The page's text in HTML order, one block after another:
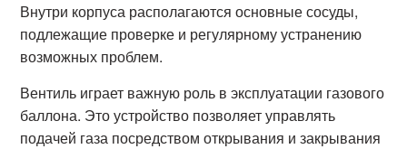
Внутри корпуса располагаются основные сосуды,
подлежащие проверке и регулярному устранению
возможных проблем.
Вентиль играет важную роль в эксплуатации газового
баллона. Это устройство позволяет управлять
подачей газа посредством открывания и закрывания